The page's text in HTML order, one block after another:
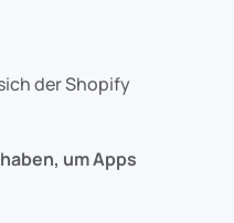
der Shopify
um Apps